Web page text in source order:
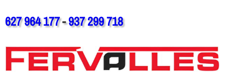
627 964 177-937 299 718